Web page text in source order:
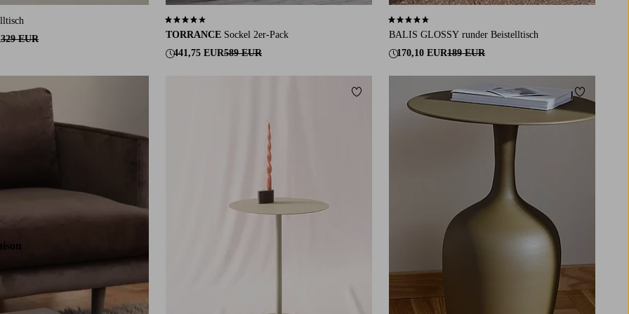
329 EUR TORRANCE Sockel 2er-Pack
441,75 EUR589 EUR
4,1 basierend auf 10 Bewertungen
BALIS GLOSSY runder Beistelltisch
170,10 EUR189 EUR
4,7 basierend auf 6 Bewertungen
Zu Favoriten hinzufügen Zu